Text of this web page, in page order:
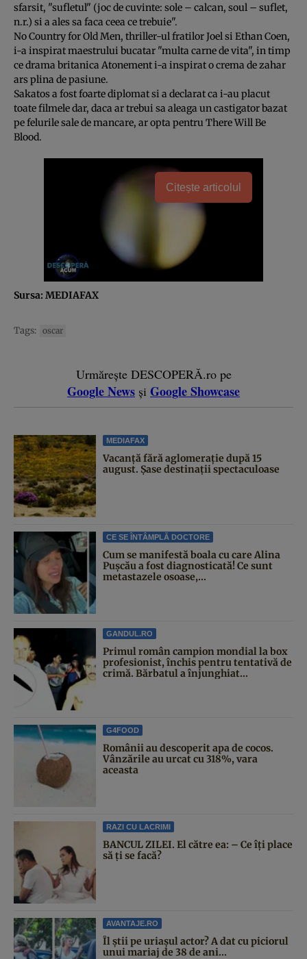
sfarsit, "sufletul" (joc de cuvinte: sole – calcan, soul – suflet,
n.r.) si a ales sa faca ceea ce trebuie".
No Country for Old Men, thriller-ul fratilor Joel si Ethan Coen,
i-a inspirat maestrului bucatar "multa carne de vita", in timp
ce drama britanica Atonement i-a inspirat o crema de zahar
ars plina de pasiune.
Sakatos a fost foarte diplomat si a declarat ca i-au placut
toate filmele dar, daca ar trebui sa aleaga un castigator bazat
pe felurile sale de mancare, ar opta pentru There Will Be
Blood.
Citește articolul
Sursa: MEDIAFAX
Tags: oscar
Urmărește DESCOPERĂ.ro pe
Google News și Google Showcase
MEDIAFAX
Vacanță fără aglomerație după 15
august. Șase destinații spectaculoase
CE SE ÎNTÂMPLĂ DOCTORE
Cum se manifestă boala cu care Alina
Pușcău a fost diagnosticată! Ce sunt
metastazele osoase,...
GANDUL.RO
Primul român campion mondial la box
profesionist, închis pentru tentativă de
crimă. Bărbatul a înjunghiat...
G4FOOD
Românii au descoperit apa de cocos.
Vânzările au urcat cu 318%, vara
aceasta
RAZI CU LACRIMI
BANCUL ZILEI. El către ea: – Ce îți place
să ți se facă?
AVANTAJE.RO
Îl știi pe uriașul actor? A dat cu piciorul
unui mariaj de 38 de ani...